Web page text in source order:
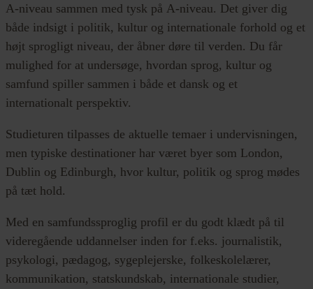
A-niveau sammen med tysk på A-niveau. Det giver dig
både indsigt i politik, kultur og internationale forhold og et
højt sprogligt niveau, der åbner døre til verden. Du får
mulighed for at undersøge, hvordan sprog, kultur og
samfund spiller sammen i både et dansk og et
internationalt perspektiv.
Studieturen tilpasses de aktuelle temaer i undervisningen,
men typiske destinationer har været byer som London,
Dublin og Edinburgh, hvor kultur, politik og sprog mødes
på tæt hold.
Med en samfundssproglig profil er du godt klædt på til
videregående uddannelser inden for f.eks. journalistik,
psykologi, pædagog, sygeplejerske, folkeskolelærer,
kommunikation, statskundskab, internationale studier,